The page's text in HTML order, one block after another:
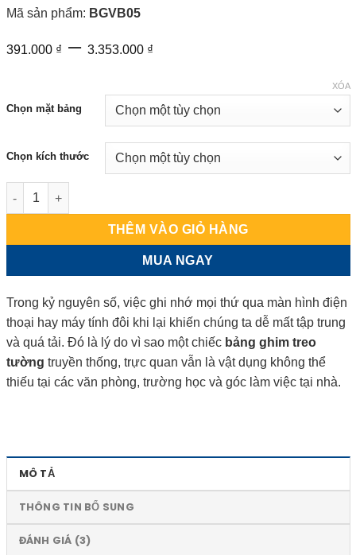
Mã sản phẩm: BGVB05
391.000 ₫ – 3.353.000 ₫Khoảng
từ
391.000 ₫
đến
3.353.000 ₫
Chọn mặt bảng
Chọn kích thước
XÓA
Bảng Ghim Treo Tường số lượng
THÊM VÀO GIỎ HÀNG
MUA NGAY
Trong kỷ nguyên số, việc ghi nhớ mọi thứ qua màn hình điện
thoại hay máy tính đôi khi lại khiến chúng ta dễ mất tập trung
và quá tải. Đó là lý do vì sao một chiếc bảng ghim treo
tường truyền thống, trực quan vẫn là vật dụng không thể
thiếu tại các văn phòng, trường học và góc làm việc tại nhà.
MÔ TẢ
THÔNG TIN BỔ SUNG
ĐÁNH GIÁ (3)